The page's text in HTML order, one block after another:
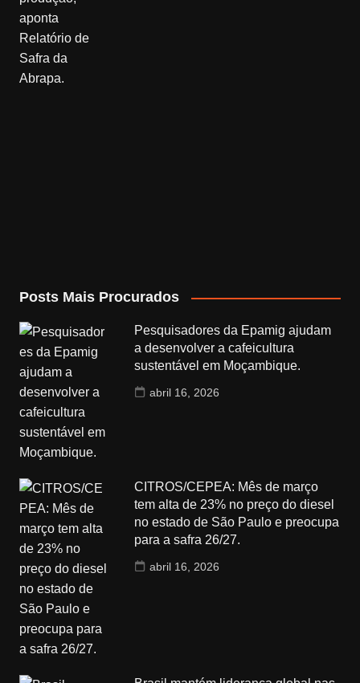
Posts Mais Procurados
Pesquisadores da Epamig ajudam
a desenvolver a cafeicultura
sustentável em Moçambique.
abril 16, 2026
CITROS/CEPEA: Mês de março
tem alta de 23% no preço do diesel
no estado de São Paulo e preocupa
para a safra 26/27.
abril 16, 2026